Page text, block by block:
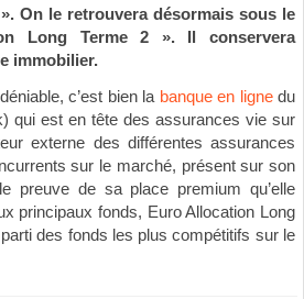
On le retrouvera désormais sous le
Long Terme 2 ». Il conservera
immobilier.
c’est bien la banque en lignedu
qui est en tête des assurances vie sur
externe des différentes assurances
sur le marché, présent sur son
preuve de sa place premium qu’elle
principaux fonds, Euro Allocation Long
des fonds les plus compétitifs sur le